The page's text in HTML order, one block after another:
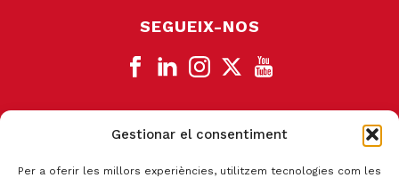
Gestionar el consentiment
Per a oferir les millors experiències, utilitzem tecnologies com les
SEGUEIX-NOS
CANAL DE DENÚNCIA